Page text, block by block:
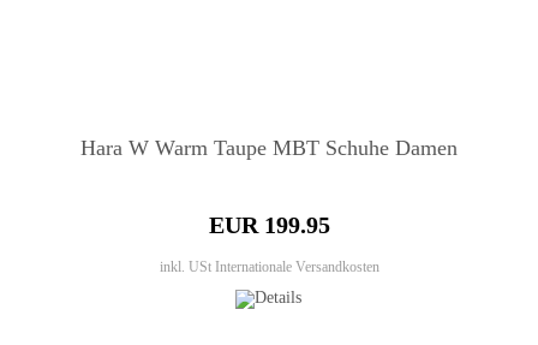
Hara W Warm Taupe MBT Schuhe Damen
EUR 199.95
inkl. USt Internationale Versandkosten